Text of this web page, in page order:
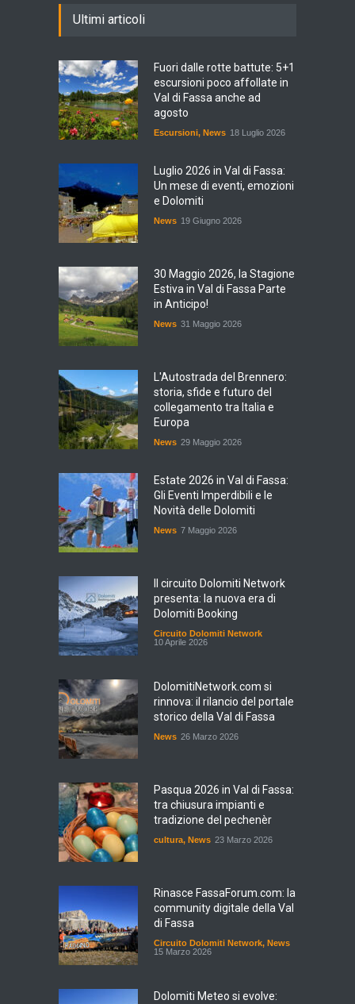
Ultimi articoli
Fuori dalle rotte battute: 5+1
escursioni poco affollate in
Val di Fassa anche ad
agosto
Escursioni, News 18 Luglio 2026
Luglio 2026 in Val di Fassa:
Un mese di eventi, emozioni
e Dolomiti
News 19 Giugno 2026
30 Maggio 2026, la Stagione
Estiva in Val di Fassa Parte
in Anticipo!
News 31 Maggio 2026
L'Autostrada del Brennero:
storia, sfide e futuro del
collegamento tra Italia e
Europa
News 29 Maggio 2026
Estate 2026 in Val di Fassa:
Gli Eventi Imperdibili e le
Novità delle Dolomiti
News 7 Maggio 2026
Il circuito Dolomiti Network
presenta: la nuova era di
Dolomiti Booking
Circuito Dolomiti Network
10 Aprile 2026
DolomitiNetwork.com si
rinnova: il rilancio del portale
storico della Val di Fassa
News 26 Marzo 2026
Pasqua 2026 in Val di Fassa:
tra chiusura impianti e
tradizione del pechenèr
cultura, News 23 Marzo 2026
Rinasce FassaForum.com: la
community digitale della Val
di Fassa
Circuito Dolomiti Network, News
15 Marzo 2026
Dolomiti Meteo si evolve: